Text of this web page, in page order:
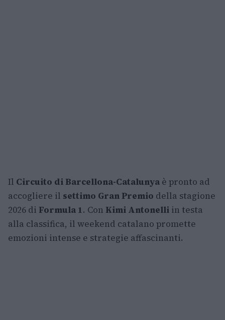
Il Circuito di Barcellona-Catalunya è pronto ad
accogliere il settimo Gran Premio della stagione
2026 di Formula 1. Con Kimi Antonelli in testa
alla classifica, il weekend catalano promette
emozioni intense e strategie affascinanti.